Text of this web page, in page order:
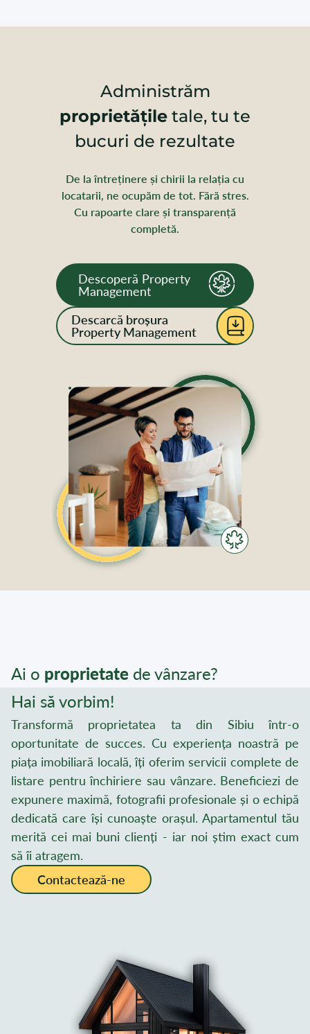
Administrăm
proprietățile tale, tu te
bucuri de rezultate
De la întreținere și chirii la relația cu
locatarii, ne ocupăm de tot. Fără stres.
Cu rapoarte clare și transparență
completă.
Descoperă Property
Management
Descarcă broșura
Property Management
Ai o proprietate de vânzare?
Hai să vorbim!
Transformă proprietatea ta din Sibiu într-o
oportunitate de succes. Cu experiența noastră pe
piața imobiliară locală, îți oferim servicii complete de
listare pentru închiriere sau vânzare. Beneficiezi de
expunere maximă, fotografii profesionale și o echipă
dedicată care își cunoaște orașul. Apartamentul tău
merită cei mai buni clienți - iar noi știm exact cum
să îi atragem.
Contactează-ne